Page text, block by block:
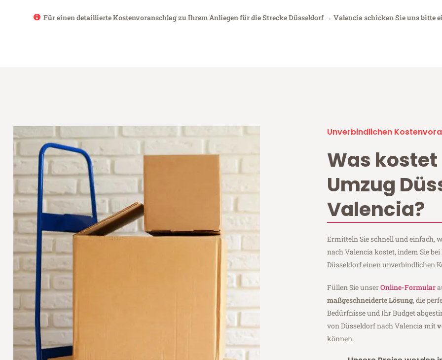
Für einen detaillierte Kostenvoranschlag zu Ihrem Anliegen für die Strecke Düsseldorf → Valencia schicken Sie uns bitte
Unverbindlichen
Was kostet
Umzug
Valencia?
Ermitteln Sie schnell und einfach,
nach Valencia kostet, indem Sie
Düsseldorf einen unverbindlichen
Füllen Sie unserOnline-Formular
maßgeschneiderte Lösung, die
Bedürfnisse und Ihr Budget
von Düsseldorf nach Valencia mit
können.